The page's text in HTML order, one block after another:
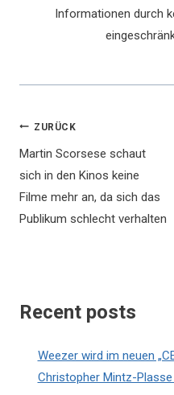
Informationen durch
ZURÜCK
Martin Scorsese schaut
sich in den Kinos keine
Filme mehr an, da sich das
Publikum schlecht verhalten
Recent posts
Weezer wird im neuen
Christopher Mintz-